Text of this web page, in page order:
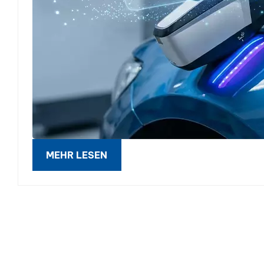
MEHR LESEN